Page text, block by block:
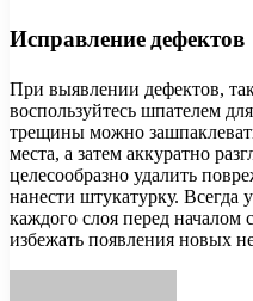
Исправление дефектов
При выявлении дефектов,
воспользуйтесь шпателем
трещины можно
места, а затем аккуратно
целесообразно удалить
нанести штукатурку.
каждого слоя перед началом
избежать появления новых